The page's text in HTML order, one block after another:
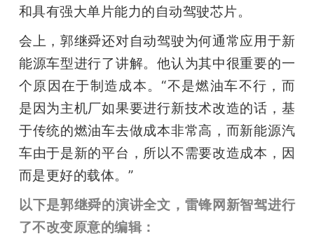
和具有强大单片能力的自动驾驶芯片。
会上，郭继舜还对自动驾驶为何通常应用于新
能源车型进行了讲解。他认为其中很重要的一
个原因在于制造成本。“不是燃油车不行，而
是因为主机厂如果要进行新技术改造的话，基
于传统的燃油车去做成本非常高，而新能源汽
车由于是新的平台，所以不需要改造成本，因
而是更好的载体。”
以下是郭继舜的演讲全文，雷锋网新智驾进行
了不改变原意的编辑：